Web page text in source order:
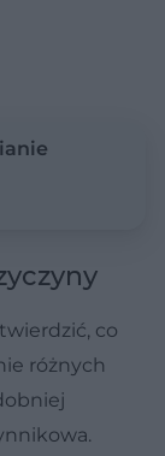
co
różnych